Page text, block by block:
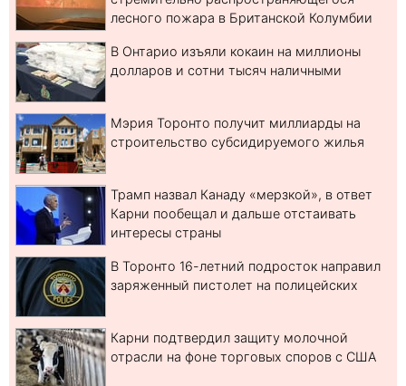
лесного пожара в Британской Колумбии
В Онтарио изъяли кокаин на миллионы
долларов и сотни тысяч наличными
Мэрия Торонто получит миллиарды на
строительство субсидируемого жилья
Трамп назвал Канаду «мерзкой», в ответ
Карни пообещал и дальше отстаивать
интересы страны
В Торонто 16-летний подросток направил
заряженный пистолет на полицейских
Карни подтвердил защиту молочной
отрасли на фоне торговых споров с США